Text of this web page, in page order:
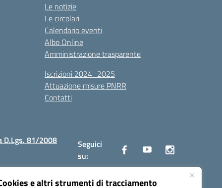
e altri strumenti di tracciamento
Le notizie
Le circolari
Calendario eventi
Albo Online
Amministrazione trasparente
Iscrizioni 2024_2025
Attuazione misure PNRR
Contatti
D.Lgs. 81/2008
Seguici
su: